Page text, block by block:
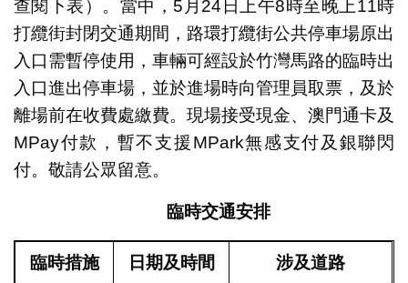
查閱下表）。當中，5月24日上午8時至晚上11時
打纜街封閉交通期間，路環打纜街公共停車場原出
入口需暫停使用，車輛可經設於竹灣馬路的臨時出
入口進出停車場，並於進場時向管理員取票，及於
離場前在收費處繳費。現場接受現金、澳門通卡及
MPay付款，暫不支援MPark無感支付及銀聯閃
付。敬請公眾留意。
臨時交通安排
臨時措施 日期及時間 涉及道路